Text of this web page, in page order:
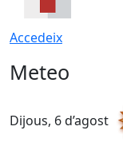
Accedeix
Meteo
Dijous, 6 d’agost